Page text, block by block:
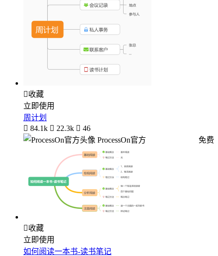
收藏
立即使用
周计划
 84.1k  22.3k  46
ProcessOn官方
免费
收藏
立即使用
如何阅读一本书-读书笔记